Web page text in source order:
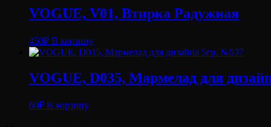
VOGUE, V01, Втирка Радужная
450₽ В корзину
VOGUE, D035, Мармелад для
60₽ В корзину